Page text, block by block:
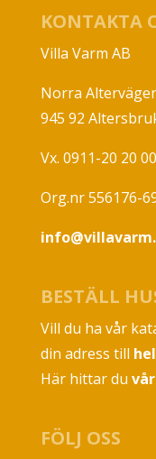
KONTAKTA
Villa Varm AB
Norra
945 92
Vx. 0911-20 20 00
Org.nr 556176-
BESTÄLL
Vill du ha vår
din adress till
Här hittar du
FÖLJ OSS